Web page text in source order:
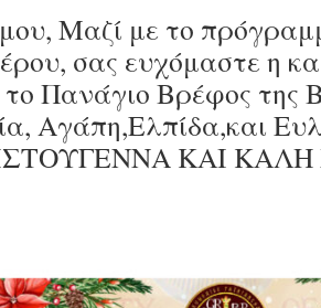
Μαζί με το
σας ευχόμαστε η
Πανάγιο Βρέφος της
Αγάπη,Ελπίδα,και
ΚΑΙ ΚΑΛΗ